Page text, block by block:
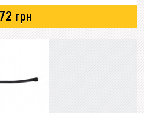
грн